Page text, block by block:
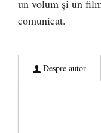
un volum şi un
comunicat.
Despre autor